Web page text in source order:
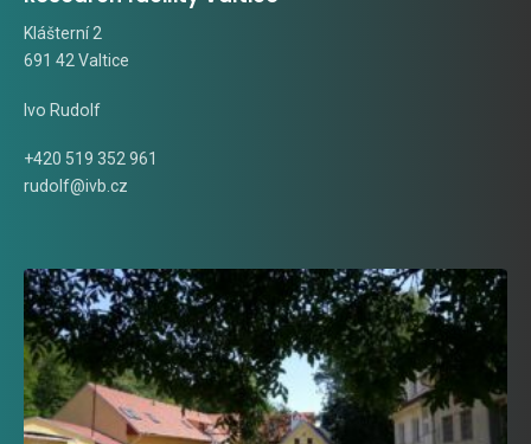
Klášterní 2
691 42 Valtice
Ivo Rudolf
+420 519 352 961
rudolf@ivb.cz